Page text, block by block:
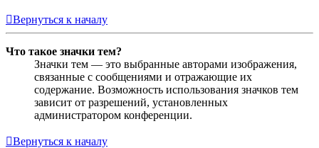
Вернуться к началу
Что такое значки тем?
Значки тем — это выбранные авторами изображения,
связанные с сообщениями и отражающие их
содержание. Возможность использования значков тем
зависит от разрешений, установленных
администратором конференции.
Вернуться к началу